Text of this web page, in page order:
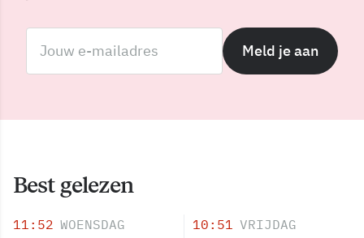
Meld je aan
Best gelezen
11:52 WOENSDAG 10:51 VRIJDAG